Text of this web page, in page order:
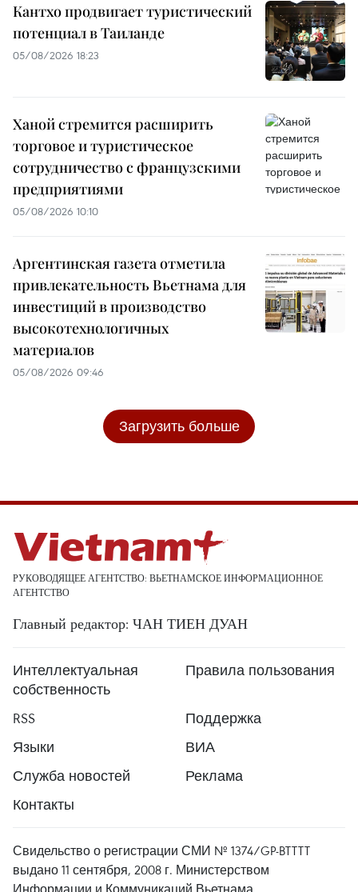
Кантхо продвигает туристический
потенциал в Таиланде
05/08/2026 18:23
Ханой стремится расширить
торговое и туристическое
сотрудничество с французскими
предприятиями
05/08/2026 10:10
Аргентинская газета отметила
привлекательность Вьетнама для
инвестиций в производство
высокотехнологичных
материалов
05/08/2026 09:46
Загрузить больше
РУКОВОДЯЩЕЕ АГЕНТСТВО: ВЬЕТНАМСКОЕ ИНФОРМАЦИОННОЕ
АГЕНТСТВО
Главный редактор: ЧАН ТИЕН ДУАН
Интеллектуальная
собственность
Правила пользования
RSS
Поддержка
Языки
ВИА
Служба новостей
Реклама
Контакты
Свидельство о регистрации СМИ № 1374/GP-BTTTT
выдано 11 сентября, 2008 г. Министерством
Информации и Коммуникаций Вьетнама.